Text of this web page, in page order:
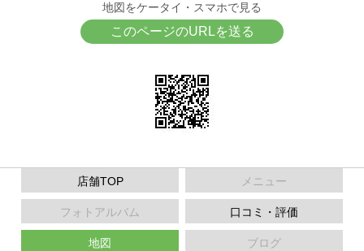
地図をケータイ・スマホで見る
このページのURLを送る
店舗TOP メニュー
フォトアルバム 口コミ・評価
地図 ブログ